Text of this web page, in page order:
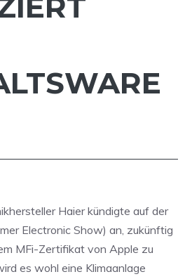
Haier kündigte auf der
Electronic Show) an, zukünftig
MFi-Zertifikat von Apple zu
es wohl eine Klimaanlage